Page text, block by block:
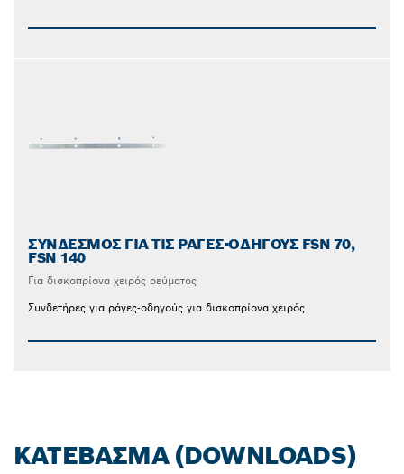
ΣΎΝΔΕΣΜΟΣ ΓΙΑ ΤΙΣ ΡΆΓΕΣ-ΟΔΗΓΟΎΣ FSN 70,
FSN 140
Για δισκοπρίονα χειρός ρεύματος
Συνδετήρες για ράγες-οδηγούς για δισκοπρίονα χειρός
ΚΑΤΈΒΑΣΜΑ (DOWNLOADS)